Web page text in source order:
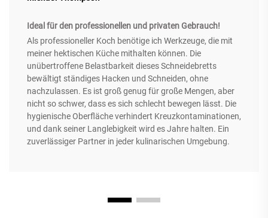
Ideal für den professionellen und privaten Gebrauch!
Als professioneller Koch benötige ich Werkzeuge, die mit
meiner hektischen Küche mithalten können. Die
unübertroffene Belastbarkeit dieses Schneidebretts
bewältigt ständiges Hacken und Schneiden, ohne
nachzulassen. Es ist groß genug für große Mengen, aber
nicht so schwer, dass es sich schlecht bewegen lässt. Die
hygienische Oberfläche verhindert Kreuzkontaminationen,
und dank seiner Langlebigkeit wird es Jahre halten. Ein
zuverlässiger Partner in jeder kulinarischen Umgebung.